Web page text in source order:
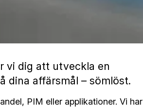
vi dig att utveckla en
dina affärsmål – sömlöst.
PIM eller applikationer. Vi har